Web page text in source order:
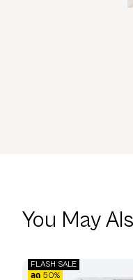
You May
FLASH SALE
ลด 50%